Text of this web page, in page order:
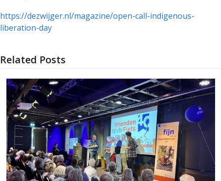
https://dezwijger.nl/magazine/open-call-indigenous-
liberation-day
Related Posts